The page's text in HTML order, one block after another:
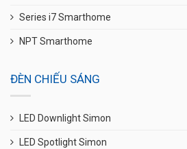
Series i7 Smarthome
NPT Smarthome
ĐÈN CHIẾU SÁNG
LED Downlight Simon
LED Spotlight Simon